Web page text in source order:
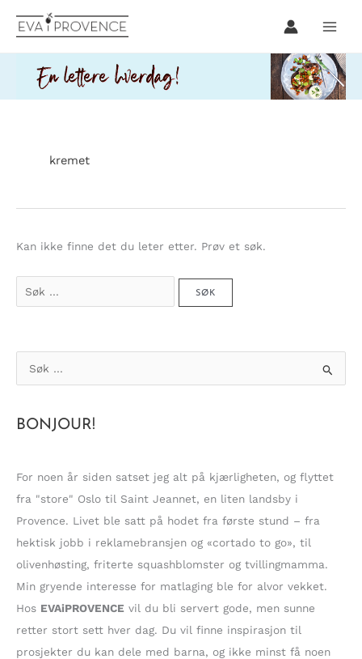
rett
innholdet
kremet
Kan ikke finne det du leter etter. Prøv et søk.
etter:
ø
e
e
:
BONJOUR!
For noen år siden satset jeg alt på kjærligheten, og flyttet
fra "store" Oslo til Saint Jeannet, en liten landsby i
Provence. Livet ble satt på hodet fra første stund – fra
hektisk jobb i reklamebransjen og «cortado to go», til
olivenhøsting, friterte squashblomster og tvillingmamma.
Min gryende interesse for matlaging ble for alvor vekket.
Hos EVAiPROVENCE vil du bli servert gode, men sunne
retter stort sett hver dag. Du vil finne inspirasjon til
prosjekter du kan dele med barna, og ikke minst få noen